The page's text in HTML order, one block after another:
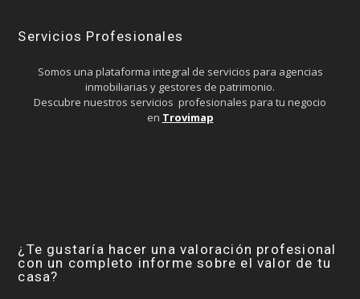
Servicios Profesionales
Somos una plataforma integral de servicios para agencias
inmobiliarias y gestores de patrimonio.
Descubre nuestros servicios profesionales para tu negocio
en Trovimap
¿Te gustaría hacer una valoración profesional
con un completo informe sobre el valor de tu
casa?